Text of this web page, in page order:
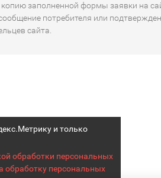
и только
обработки персональных
обработку персональных
заполненной формы заявки на
потребителя или
сайта.